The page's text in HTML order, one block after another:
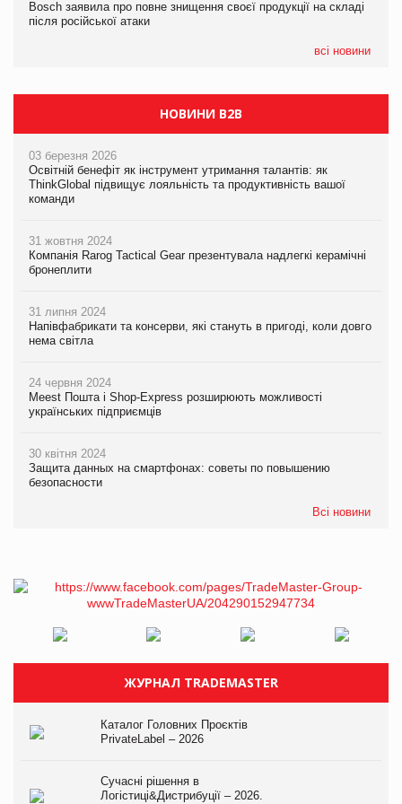
Bosch заявила про повне знищення своєї продукції на складі
після російської атаки
всі новини
Bosch заявила про повне знищення своєї продукції на складі
після російської атаки
Bosch заявила про повне знищення своєї продукції на складі
після російської атаки
НОВИНИ B2B
03 березня 2026
Освітній бенефіт як інструмент утримання талантів: як
ThinkGlobal підвищує лояльність та продуктивність вашої
команди
31 жовтня 2024
Компанія Rarog Tactical Gear презентувала надлегкі керамічні
бронеплити
31 липня 2024
Напівфабрикати та консерви, які стануть в пригоді, коли довго
нема світла
24 червня 2024
Meest Пошта і Shop-Express розширюють можливості
українських підприємців
30 квітня 2024
Защита данных на смартфонах: советы по повышению
безопасности
Всі новини
ЖУРНАЛ TRADEMASTER
Каталог Головних Проєктів
PrivateLabel – 2026
Сучасні рішення в
Логістиці&Дистрибуції – 2026.